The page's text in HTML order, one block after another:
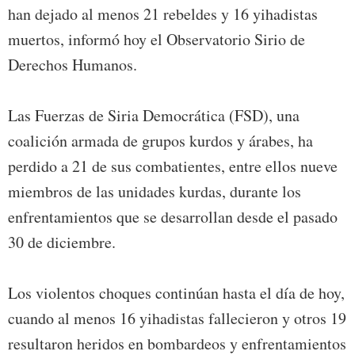
han dejado al menos 21 rebeldes y 16 yihadistas
muertos, informó hoy el Observatorio Sirio de
Derechos Humanos.
Las Fuerzas de Siria Democrática (FSD), una
coalición armada de grupos kurdos y árabes, ha
perdido a 21 de sus combatientes, entre ellos nueve
miembros de las unidades kurdas, durante los
enfrentamientos que se desarrollan desde el pasado
30 de diciembre.
Los violentos choques continúan hasta el día de hoy,
cuando al menos 16 yihadistas fallecieron y otros 19
resultaron heridos en bombardeos y enfrentamientos